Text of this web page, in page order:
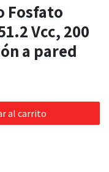
Fosfato
Vcc, 200
a pared
al carrito